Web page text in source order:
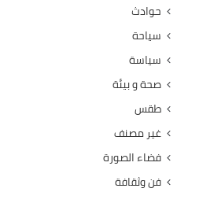
حوادث
سياحة
سياسة
صحة و بيئة
طقس
غير مصنف
فضاء الصورة
فن وثقافة